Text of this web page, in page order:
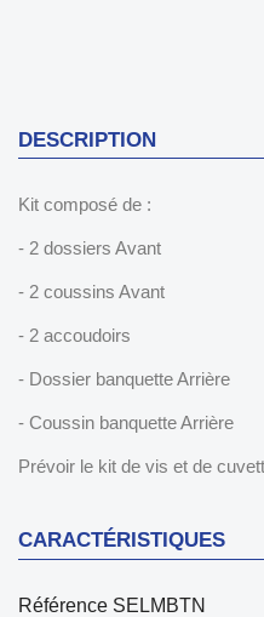
DESCRIPTION
Kit composé de :
- 2 dossiers Avant
- 2 coussins Avant
- 2 accoudoirs
- Dossier banquette Arrière
- Coussin banquette Arrière
Prévoir le kit de vis et de
CARACTÉRISTIQUES
Référence SELMBTN